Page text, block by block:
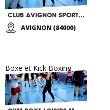
CLUB AVIGNON SPORTS LOISIRS
AVIGNON (84000)
Boxe et Kick Boxing